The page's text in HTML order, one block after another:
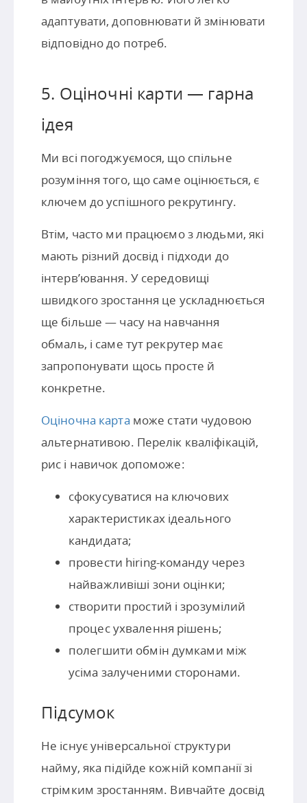
адаптувати, доповнювати й змінювати
відповідно до потреб.
5. Оціночні карти — гарна
ідея
Ми всі погоджуємося, що спільне
розуміння того, що саме оцінюється, є
ключем до успішного рекрутингу.
Втім, часто ми працюємо з людьми, які
мають різний досвід і підходи до
інтерв’ювання. У середовищі
швидкого зростання це ускладнюється
ще більше — часу на навчання
обмаль, і саме тут рекрутер має
запропонувати щось просте й
конкретне.
Оціночна карта може стати чудовою
альтернативою. Перелік кваліфікацій,
рис і навичок допоможе:
сфокусуватися на ключових
характеристиках ідеального
кандидата;
провести hiring-команду через
найважливіші зони оцінки;
створити простий і зрозумілий
процес ухвалення рішень;
полегшити обмін думками між
усіма залученими сторонами.
Підсумок
Не існує універсальної структури
найму, яка підійде кожній компанії зі
стрімким зростанням. Вивчайте досвід